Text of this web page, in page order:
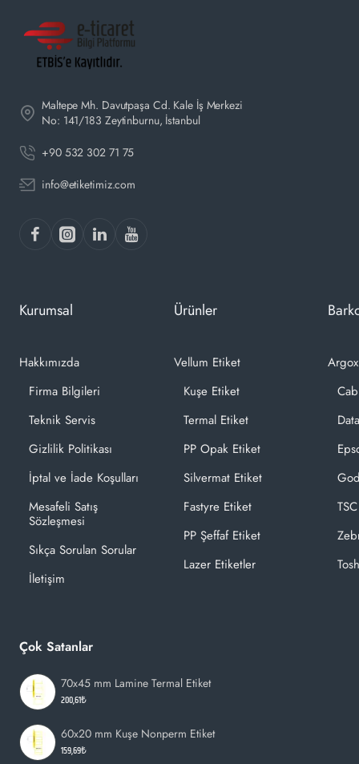
Maltepe Mh. Davutpaşa Cd. Kale İş Merkezi
No: 141/183 Zeytinburnu, İstanbul
+90 532 302 71 75
info@etiketimiz.com
Kurumsal
Hakkımızda
Firma Bilgileri
Teknik Servis
Gizlilik Politikası
İptal ve İade Koşulları
Mesafeli Satış
Sözleşmesi
Sıkça Sorulan Sorular
İletişim
Ürünler
Vellum Etiket
Kuşe Etiket
Termal Etiket
PP Opak Etiket
Silvermat Etiket
Fastyre Etiket
PP Şeffaf Etiket
Lazer Etiketler
Çok Satanlar
70x45 mm Lamine Termal Etiket
200,61₺
60x20 mm Kuşe Nonperm Etiket
159,69₺